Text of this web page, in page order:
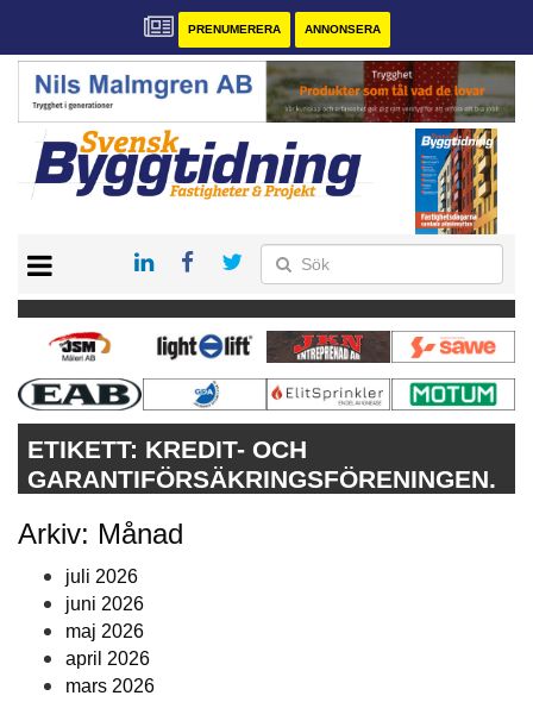
PRENUMERERA ANNONSERA
PRENUMERERA
VÅRA ANDRA MAGASIN
ANNONSERA
KONTAKT
ETIKETT: KREDIT- OCH
GARANTIFÖRSÄKRINGSFÖRENINGEN.
Arkiv: Månad
juli 2026
juni 2026
maj 2026
april 2026
mars 2026